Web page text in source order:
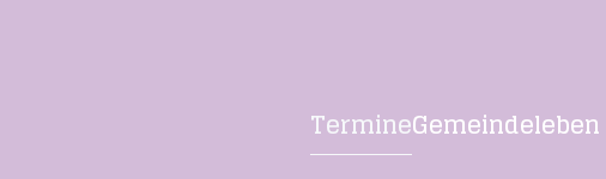
TermineGemeindeleben